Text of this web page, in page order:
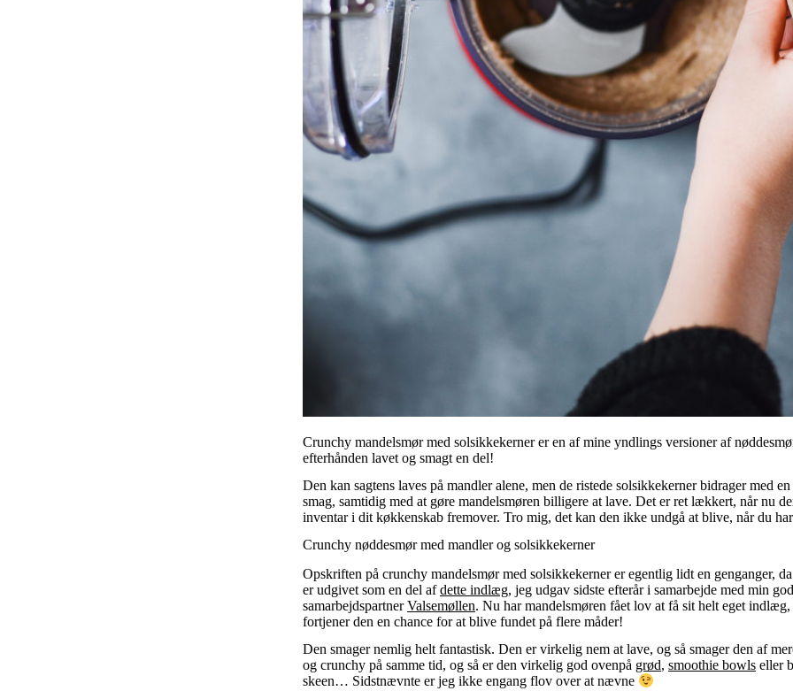
Crunchy mandelsmør med solsikkekerner er en af mine yndlings versioner af
efterhånden lavet og smagt en del!
Den kan sagtens laves på mandler alene, men de ristede solsikkekerner bidrager med
smag, samtidig med at gøre mandelsmøren billigere at lave. Det er ret lækkert, når nu
inventar i dit køkkenskab fremover. Tro mig, det kan den ikke undgå at blive, når du
Crunchy nøddesmør med mandler og solsikkekerner
Opskriften på crunchy mandelsmør med solsikkekerner er egentlig lidt en genganger,
er udgivet som en del afdette indlæg, jeg udgav sidste efterår i samarbejde med min
samarbejdspartnerValsemøllen. Nu har mandelsmøren fået lov at få sit helt eget
fortjener den en chance for at blive fundet på flere måder!
Den smager nemlig helt fantastisk. Den er virkelig nem at lave, og så smager den af
og crunchy på samme tid, og så er den virkelig god ovenpå grød, smoothie bowls eller
skeen… Sidstnævnte er jeg ikke engang flov over at nævne